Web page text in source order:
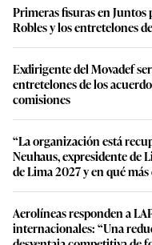
Primeras fisuras en Juntos
Robles y los entretelones
Exdirigente del Movadef
entretelones de los
comisiones
“La organización está
Neuhaus, expresidente de
de Lima 2027 y en qué
Aerolíneas responden a
internacionales: “Una